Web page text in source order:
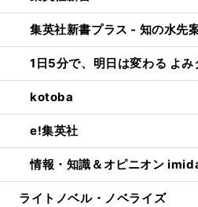
集英社新書プラス - 知の水先
1日5分で、明日は変わる よ
kotoba
e!集英社
情報・知識＆オピニオン
ライトノベル・ノベライズ